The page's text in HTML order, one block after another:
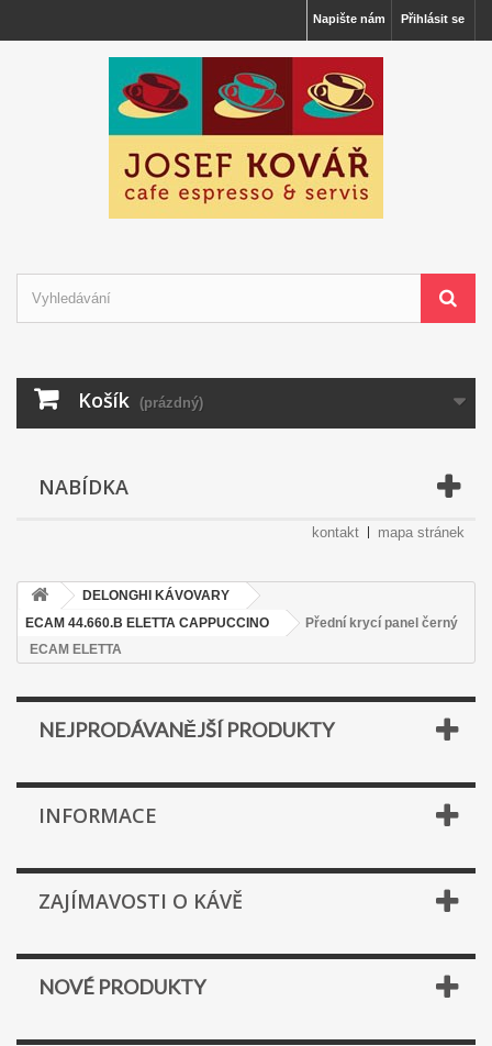
Přihlásit se
Napište nám
Košík (prázdný)
NABÍDKA
kontakt mapa stránek
DELONGHI KÁVOVARY
ECAM 44.660.B ELETTA CAPPUCCINO
Přední krycí panel černý
ECAM ELETTA
NEJPRODÁVANĚJŠÍ PRODUKTY
INFORMACE
ZAJÍMAVOSTI O KÁVĚ
NOVÉ PRODUKTY